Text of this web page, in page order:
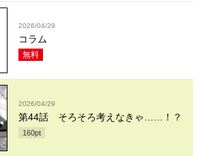
2026/04/29
コラム
無料
2026/04/29
第44話 そろそろ考えなきゃ……！？
160pt